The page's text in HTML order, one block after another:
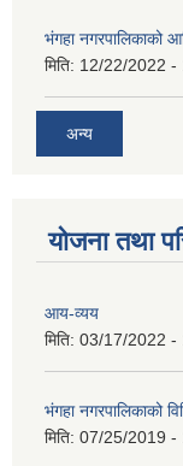
भंगहा नगरपालिकाको
मिति: 12/22/2022 -
अन्य
योजना तथा
आय-व्यय
मिति: 03/17/2022 -
भंगहा नगरपालिकाको
मिति: 07/25/2019 -